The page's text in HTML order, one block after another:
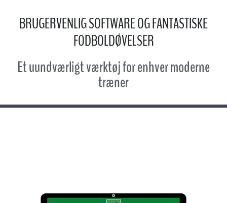
BRUGERVENLIG SOFTWARE OG FANTASTISKE
FODBOLDØVELSER
Et uundværligt værktøj for enhver moderne
træner